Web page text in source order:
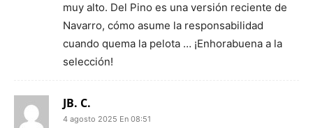
muy alto. Del Pino es una versión reciente de
Navarro, cómo asume la responsabilidad
cuando quema la pelota … ¡Enhorabuena a la
selección!
JB. C.
4 agosto 2025 En 08:51